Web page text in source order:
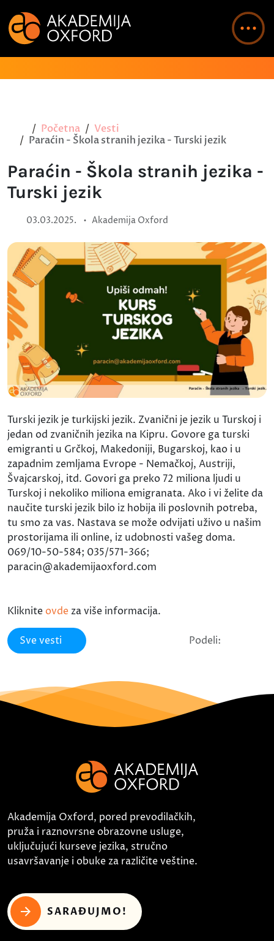
Početna
Vesti
Paraćin - Škola stranih jezika - Turski jezik
Paraćin - Škola stranih jezika -
Turski jezik
03.03.2025. • Akademija Oxford
Turski jezik je turkijski jezik. Zvanični je jezik u Turskoj i
jedan od zvaničnih jezika na Kipru. Govore ga turski
emigranti u Grčkoj, Makedoniji, Bugarskoj, kao i u
zapadnim zemljama Evrope - Nemačkoj, Austriji,
Švajcarskoj, itd. Govori ga preko 72 miliona ljudi u
Turskoj i nekoliko miliona emigranata. Ako i vi želite da
naučite turski jezik bilo iz hobija ili poslovnih potreba,
tu smo za vas. Nastava se može odvijati uživo u našim
prostorijama ili online, iz udobnosti vašeg doma.
069/10-50-584; 035/571-366;
paracin@akademijaoxford.com
Kliknite ovde za više informacija.
Sve vesti Podeli:
Akademija Oxford, pored prevodilačkih,
pruža i raznovrsne obrazovne usluge,
uključujući kurseve jezika, stručno
usavršavanje i obuke za različite veštine.
SARAĐUJMO!